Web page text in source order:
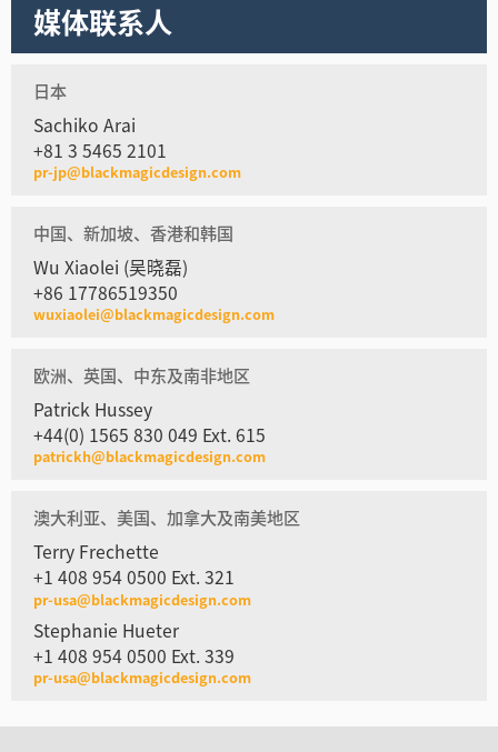
媒体联系人
日本
Sachiko Arai
+81 3 5465 2101
pr-jp@blackmagicdesign.com
中国、新加坡、香港和韩国
Wu Xiaolei (吴晓磊)
+86 17786519350
wuxiaolei@blackmagicdesign.com
欧洲、英国、中东及南非地区
Patrick Hussey
+44(0) 1565 830 049 Ext. 615
patrickh@blackmagicdesign.com
澳大利亚、美国、加拿大及南美地区
Terry Frechette
+1 408 954 0500 Ext. 321
pr-usa@blackmagicdesign.com
Stephanie Hueter
+1 408 954 0500 Ext. 339
pr-usa@blackmagicdesign.com